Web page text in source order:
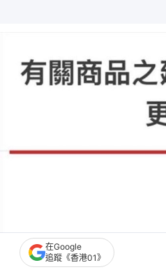
在Google
追蹤《香港01》